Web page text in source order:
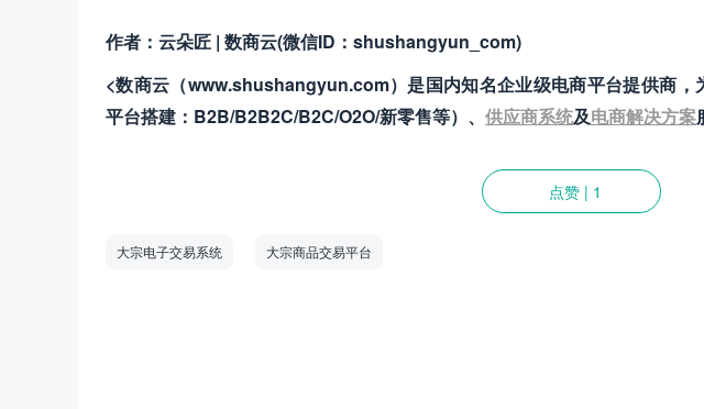
作者：云朵匠 | 数商云(微信ID：shushangyun_com)
<数商云（www.shushangyun.com）是国内知名企业级电商平台提供商，
平台搭建：B2B/B2B2C/B2C/O2O/新零售等）、 供应商系统及电商解决方案
点赞 | 1
大宗电子交易系统 大宗商品交易平台